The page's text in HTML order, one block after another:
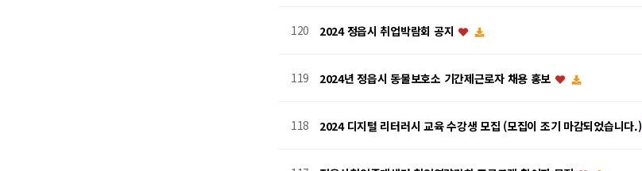
120 2024 정읍시 취업박람회 공지
119 2024년 정읍시 동물보호소 기간제근로자 채용 홍보
118 2024 디지털 리터러시 교육 수강생 모집 (모집이 조기 마감되었습니다.)